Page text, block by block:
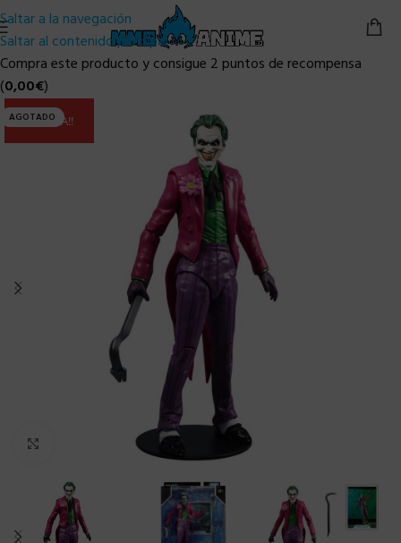
Saltar a la navegación
Saltar al contenido principal
Compra este producto y consigue 2 puntos de recompensa
(0,00€)
AGOTADO
ULTIMA!!
Clic para ampliar